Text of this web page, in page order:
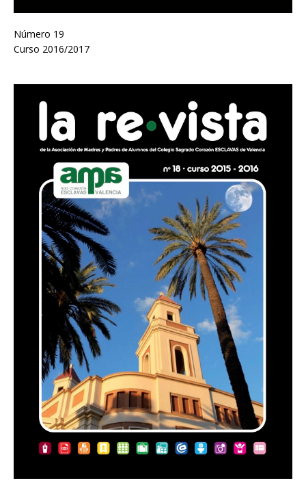
Número 19
Curso 2016/2017